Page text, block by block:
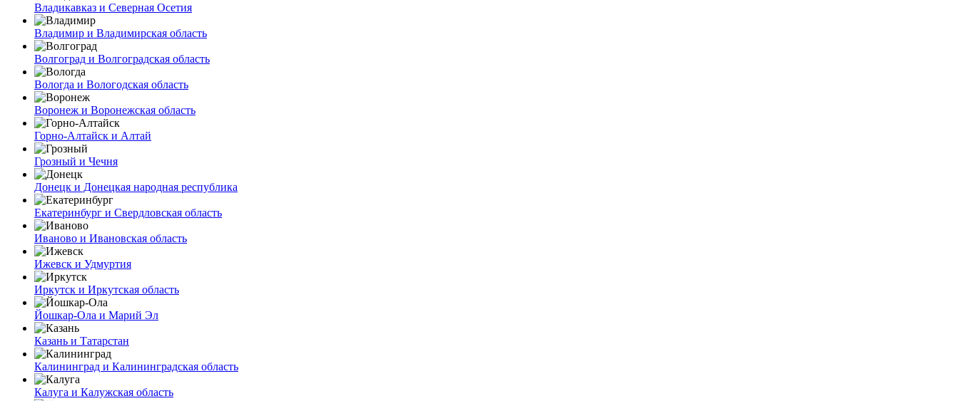
Владикавказ и Северная Осетия
Владимир и Владимирская область
Волгоград и Волгоградская область
Вологда и Вологодская область
Воронеж и Воронежская область
Горно-Алтайск и Алтай
Грозный и Чечня
Донецк и Донецкая народная республика
Екатеринбург и Свердловская область
Иваново и Ивановская область
Ижевск и Удмуртия
Иркутск и Иркутская область
Йошкар-Ола и Марий Эл
Казань и Татарстан
Калининград и Калининградская область
Калуга и Калужская область